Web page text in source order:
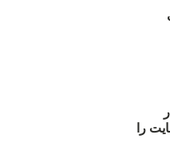
گزارشگران‌ بدون مرز، ۲۲ سایت را